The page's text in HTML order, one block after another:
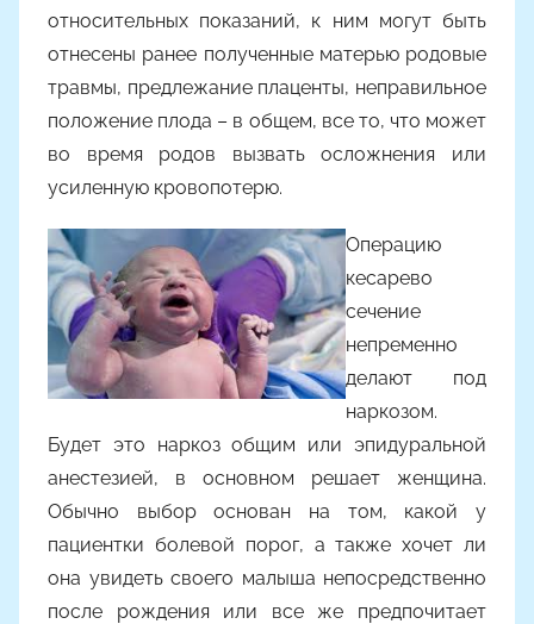
относительных показаний, к ним могут быть
отнесены ранее полученные матерью родовые
травмы, предлежание плаценты, неправильное
положение плода – в общем, все то, что может
во время родов вызвать осложнения или
усиленную кровопотерю.
Операцию
кесарево
сечение
непременно
делают под
наркозом.
Будет это наркоз общим или эпидуральной
анестезией, в основном решает женщина.
Обычно выбор основан на том, какой у
пациентки болевой порог, а также хочет ли
она увидеть своего малыша непосредственно
после рождения или все же предпочитает